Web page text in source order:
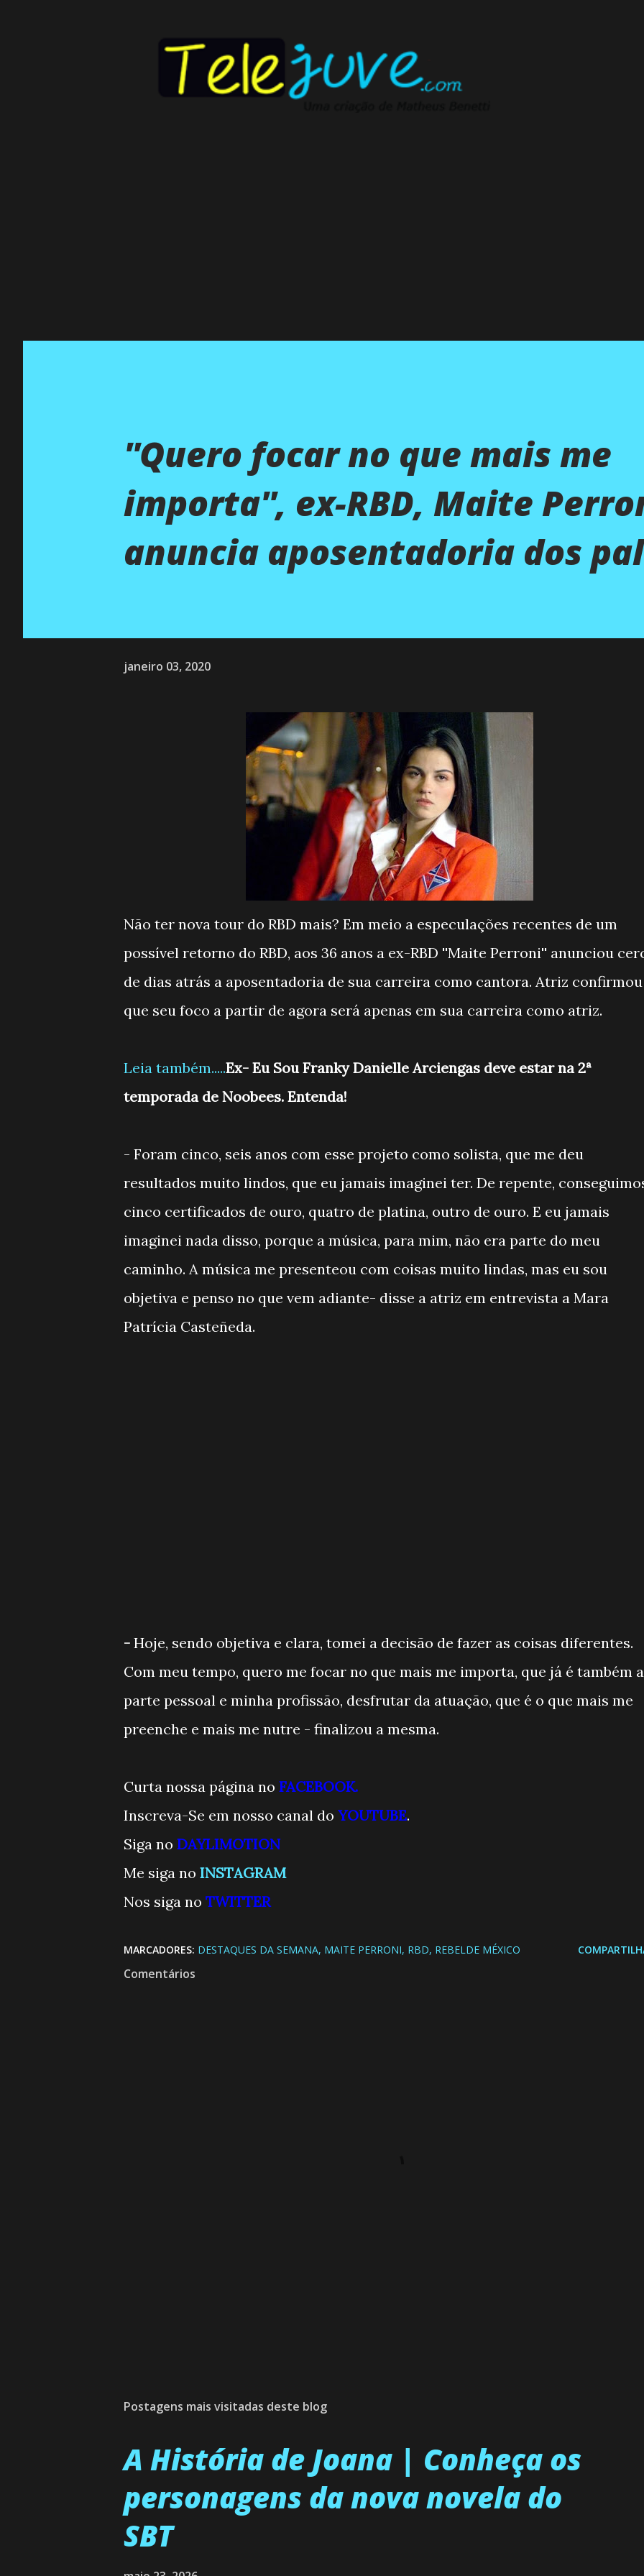
''Quero focar no que mais me
importa'', ex-RBD, Maite
anuncia aposentadoria dos
janeiro 03, 2020
Não ter nova tour do RBD mais? Em meio a especulações recentes de um
possível retorno do RBD, aos 36 anos a ex-RBD ''Maite Perroni'' anunciou
de dias atrás a aposentadoria de sua carreira como cantora. Atriz confirmou
que seu foco a partir de agora será apenas em sua carreira como atriz.
Leia também.....Ex- Eu Sou Franky Danielle Arciengas deve estar na 2ª
temporada de Noobees. Entenda!
- Foram cinco, seis anos com esse projeto como solista, que me deu
resultados muito lindos, que eu jamais imaginei ter. De repente,
cinco certificados de ouro, quatro de platina, outro de ouro. E eu jamais
imaginei nada disso, porque a música, para mim, não era parte do meu
caminho. A música me presenteou com coisas muito lindas, mas eu sou
objetiva e penso no que vem adiante- disse a atriz em entrevista a Mara
Patrícia Casteñeda.
- Hoje, sendo objetiva e clara, tomei a decisão de fazer as coisas diferentes.
Com meu tempo, quero me focar no que mais me importa, que já é também a
parte pessoal e minha profissão, desfrutar da atuação, que é o que mais me
preenche e mais me nutre - finalizou a mesma.
Curta nossa página no FACEBOOK.
Inscreva-Se em nosso canal do YOUTUBE.
Siga no DAYLIMOTION
Me siga no INSTAGRAM
Nos siga no TWITTER
MARCADORES: DESTAQUES DA SEMANA MAITE PERRONI RBD REBELDE MÉXICO
Comentários
Postagens mais visitadas deste blog
A História de Joana | Conheça os
personagens da nova novela do
SBT